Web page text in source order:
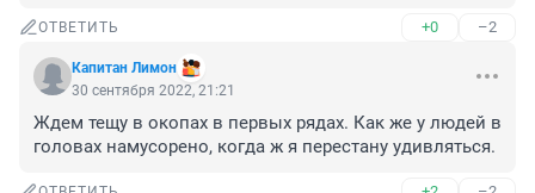
ОТВЕТИТЬ +0 –2
Капитан Лимон
30 сентября 2022, 21:21
Ждем тещу в окопах в первых рядах. Как же у людей в
головах намусорено, когда ж я перестану удивляться.